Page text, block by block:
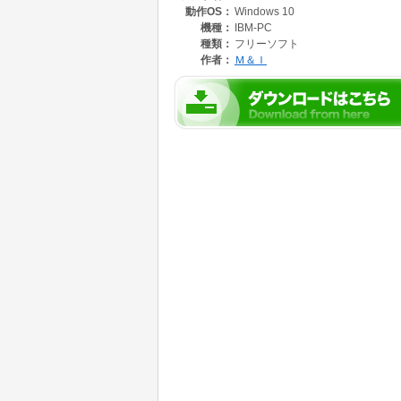
・クリップボード監視機能。この機能と自動
MiBarcodeが関知してバーコードを作成しま
・DDEサーバー機能。DDEクライアント機能
作成をより細かく自動化出来ます。
・ZintBarcode拡張ライブラリを用いること
7，コンパクトPDF417(Trancated)の6種類の
ーバ機能を用いればZintBarcodeが提供する全
動作OS： Windows 10
機種：
IBM-PC
種類： フリーソフト
作者：
Ｍ＆Ｉ